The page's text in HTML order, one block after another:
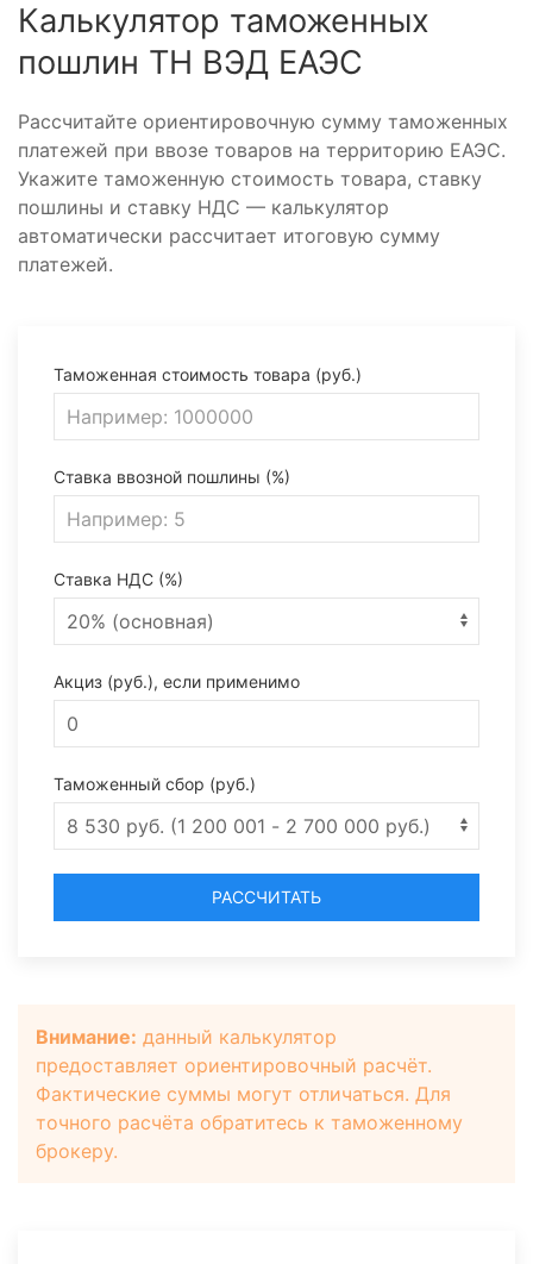
Калькулятор таможенных
пошлин ТН ВЭД ЕАЭС
Рассчитайте ориентировочную сумму таможенных
платежей при ввозе товаров на территорию ЕАЭС.
Укажите таможенную стоимость товара, ставку
пошлины и ставку НДС — калькулятор
автоматически рассчитает итоговую сумму
платежей.
Таможенная стоимость товара (руб.)
Ставка ввозной пошлины (%)
Ставка НДС (%)
Акциз (руб.), если применимо
Таможенный сбор (руб.)
РАССЧИТАТЬ
Внимание: данный калькулятор
предоставляет ориентировочный расчёт.
Фактические суммы могут отличаться. Для
точного расчёта обратитесь к таможенному
брокеру.